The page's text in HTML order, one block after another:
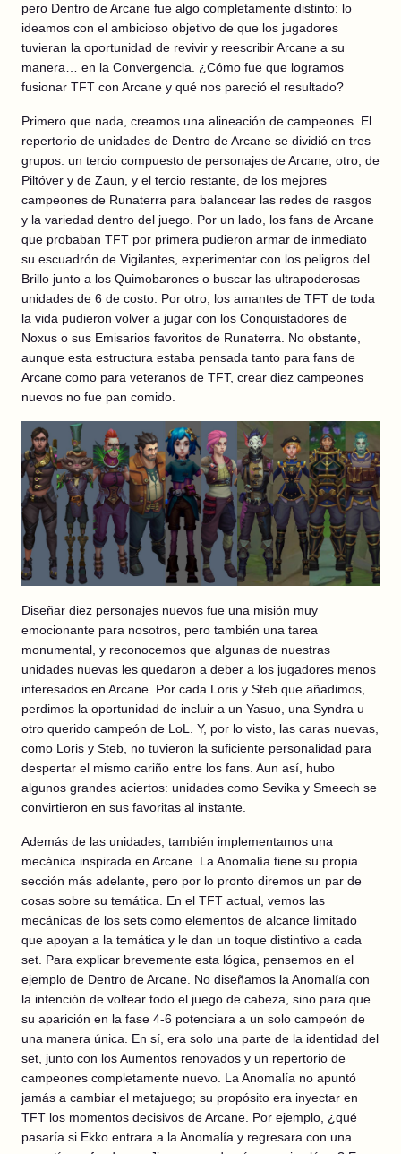
pero Dentro de Arcane fue algo completamente distinto: lo
ideamos con el ambicioso objetivo de que los jugadores
tuvieran la oportunidad de revivir y reescribir Arcane a su
manera… en la Convergencia. ¿Cómo fue que logramos
fusionar TFT con Arcane y qué nos pareció el resultado?
Primero que nada, creamos una alineación de campeones. El
repertorio de unidades de Dentro de Arcane se dividió en tres
grupos: un tercio compuesto de personajes de Arcane; otro, de
Piltóver y de Zaun, y el tercio restante, de los mejores
campeones de Runaterra para balancear las redes de rasgos
y la variedad dentro del juego. Por un lado, los fans de Arcane
que probaban TFT por primera pudieron armar de inmediato
su escuadrón de Vigilantes, experimentar con los peligros del
Brillo junto a los Quimobarones o buscar las ultrapoderosas
unidades de 6 de costo. Por otro, los amantes de TFT de toda
la vida pudieron volver a jugar con los Conquistadores de
Noxus o sus Emisarios favoritos de Runaterra. No obstante,
aunque esta estructura estaba pensada tanto para fans de
Arcane como para veteranos de TFT, crear diez campeones
nuevos no fue pan comido.
Diseñar diez personajes nuevos fue una misión muy
emocionante para nosotros, pero también una tarea
monumental, y reconocemos que algunas de nuestras
unidades nuevas les quedaron a deber a los jugadores menos
interesados en Arcane. Por cada Loris y Steb que añadimos,
perdimos la oportunidad de incluir a un Yasuo, una Syndra u
otro querido campeón de LoL. Y, por lo visto, las caras nuevas,
como Loris y Steb, no tuvieron la suficiente personalidad para
despertar el mismo cariño entre los fans. Aun así, hubo
algunos grandes aciertos: unidades como Sevika y Smeech se
convirtieron en sus favoritas al instante.
Además de las unidades, también implementamos una
mecánica inspirada en Arcane. La Anomalía tiene su propia
sección más adelante, pero por lo pronto diremos un par de
cosas sobre su temática. En el TFT actual, vemos las
mecánicas de los sets como elementos de alcance limitado
que apoyan a la temática y le dan un toque distintivo a cada
set. Para explicar brevemente esta lógica, pensemos en el
ejemplo de Dentro de Arcane. No diseñamos la Anomalía con
la intención de voltear todo el juego de cabeza, sino para que
su aparición en la fase 4-6 potenciara a un solo campeón de
una manera única. En sí, era solo una parte de la identidad del
set, junto con los Aumentos renovados y un repertorio de
campeones completamente nuevo. La Anomalía no apuntó
jamás a cambiar el metajuego; su propósito era inyectar en
TFT los momentos decisivos de Arcane. Por ejemplo, ¿qué
pasaría si Ekko entrara a la Anomalía y regresara con una